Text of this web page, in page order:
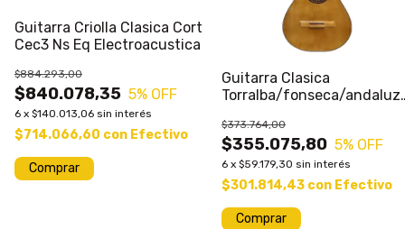
Guitarra Criolla Clasica Cort
Cec3 Ns Eq Electroacustica
$840.078,35
$884.293,00
5% OFF
6 x $140.013,06 sin interés
$714.066,60 con Efectivo
Guitarra Clasica
Torralba/fonseca/
$355.075,80
$373.764,00
5% OFF
6 x $59.179,30 sin interés
$301.814,43 con Efectivo
Comprar